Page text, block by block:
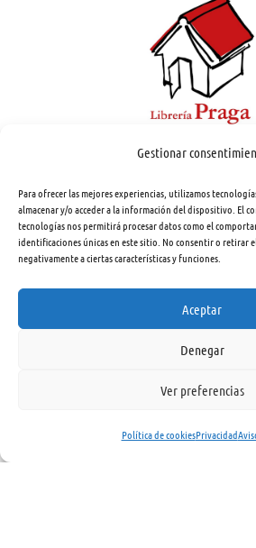
Gestionar
Para ofrecer las mejores experiencias, utilizamos
almacenar y/o acceder a la información del dispositivo. El
tecnologías nos permitirá procesar datos como el
identificaciones únicas en este sitio. No consentir o retirar
negativamente a ciertas características y funciones.
Aceptar
Denegar
Ver preferencias
Política de cookiesPrivacidad
Werke und
Ver libro
Nº 68333
Wikinger